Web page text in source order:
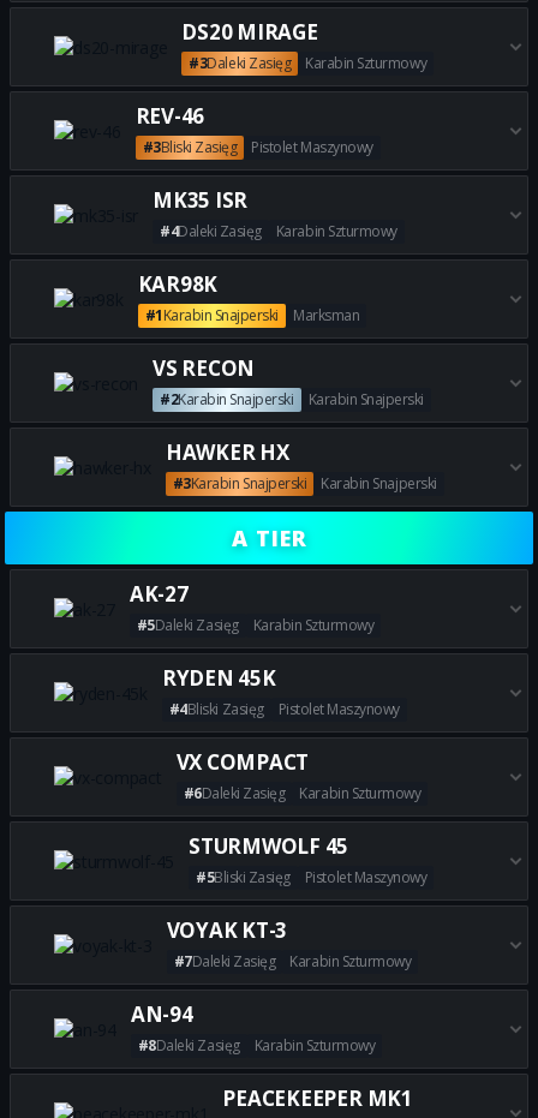
Zdobądź wszystkie najlepsze
DS20 MIRAGE
#3Daleki Zasięg Karabin Szturmowy
Zdobądź wszystkie najlepsze
REV-46
#3Bliski Zasięg Pistolet Maszynowy
Zdobądź wszystkie najlepsze
MK35 ISR
#4Daleki Zasięg Karabin Szturmowy
Zdobądź wszystkie najlepsze
KAR98K
#1Karabin Snajperski Marksman
Zdobądź wszystkie najlepsze
VS RECON
#2Karabin Snajperski Karabin Snajperski
Zdobądź wszystkie najlepsze
HAWKER HX
#3Karabin Snajperski Karabin Snajperski
Zdobądź wszystkie najlepsze
A TIER
AK-27
#5Daleki Zasięg Karabin Szturmowy
Zdobądź wszystkie najlepsze
RYDEN 45K
#4Bliski Zasięg Pistolet Maszynowy
Zdobądź wszystkie najlepsze
VX COMPACT
#6Daleki Zasięg Karabin Szturmowy
Zdobądź wszystkie najlepsze
STURMWOLF 45
#5Bliski Zasięg Pistolet Maszynowy
Zdobądź wszystkie najlepsze
VOYAK KT-3
#7Daleki Zasięg Karabin Szturmowy
Zdobądź wszystkie najlepsze
AN-94
#8Daleki Zasięg Karabin Szturmowy
Zdobądź wszystkie najlepsze
PEACEKEEPER MK1